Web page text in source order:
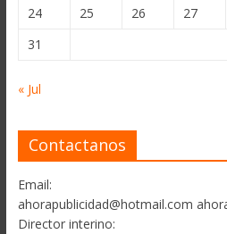
24
25 26 27
31
« Jul
Contactanos
Email:
ahorapublicidad@hotmail.com
Director interino: